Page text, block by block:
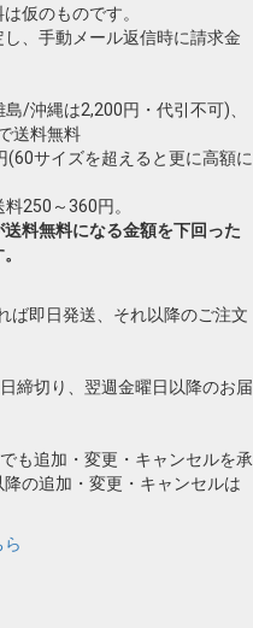
仮のものです。
、手動メール返信時に請求金
/沖縄は2,200円・代引不可)、
送料無料
サイズを超えると更に高額に
250～360円。
料無料になる金額を下回った
ば即日発送、それ以降のご注文
締切り、翌週金曜日以降のお届
も追加・変更・キャンセルを承
の追加・変更・キャンセルは